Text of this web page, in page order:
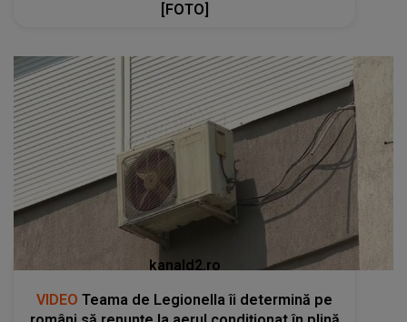
[FOTO]
kanald2.ro
VIDEO Teama de Legionella îi determină pe